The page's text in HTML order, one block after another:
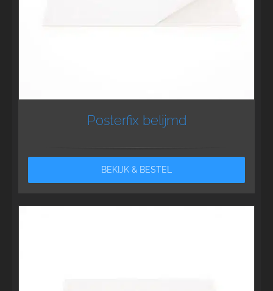
Posterfix belijmd
BEKIJK & BESTEL